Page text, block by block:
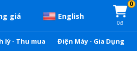
giá English
0
0đ
lý - Thu mua Điện Máy - Gia Dụng